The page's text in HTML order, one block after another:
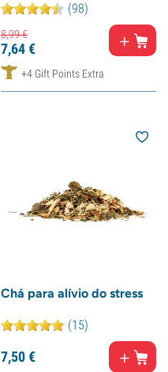
(98)
8,99€
7,64€
+4 Gift Points Extra
Chá para alívio do stress
(15)
7,50€